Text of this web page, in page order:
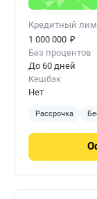
Кредитный
1 000 000 ₽
Без процентов
До 60 дней
Кешбэк
Нет
Рассрочка